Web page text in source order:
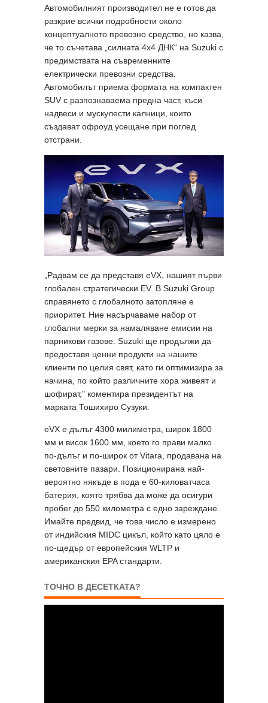
Автомобилният производител не е готов да
разкрие всички подробности около
концептуалното превозно средство, но казва,
че то съчетава „силната 4x4 ДНК“ на Suzuki с
предимствата на съвременните
електрически превозни средства.
Автомобилът приема формата на компактен
SUV с разпознаваема предна част, къси
надвеси и мускулести калници, които
създават офроуд усещане при поглед
отстрани.
„Радвам се да представя eVX, нашият първи
глобален стратегически EV. В Suzuki Group
справянето с глобалното затопляне е
приоритет. Ние насърчаваме набор от
глобални мерки за намаляване емисии на
парникови газове. Suzuki ще продължи да
предоставя ценни продукти на нашите
клиенти по целия свят, като ги оптимизира за
начина, по който различните хора живеят и
шофират," коментира президентът на
марката Тошихиро Сузуки.
eVX е дълъг 4300 милиметра, широк 1800
мм и висок 1600 мм, което го прави малко
по-дълъг и по-широк от Vitara, продавана на
световните пазари. Позиционирана най-
вероятно някъде в пода е 60-киловатчаса
батерия, която трябва да може да осигури
пробег до 550 километра с едно зареждане.
Имайте предвид, че това число е измерено
от индийския MIDC цикъл, който като цяло е
по-щедър от европейския WLTP и
американския EPA стандарти.
ТОЧНО В ДЕСЕТКАТА?